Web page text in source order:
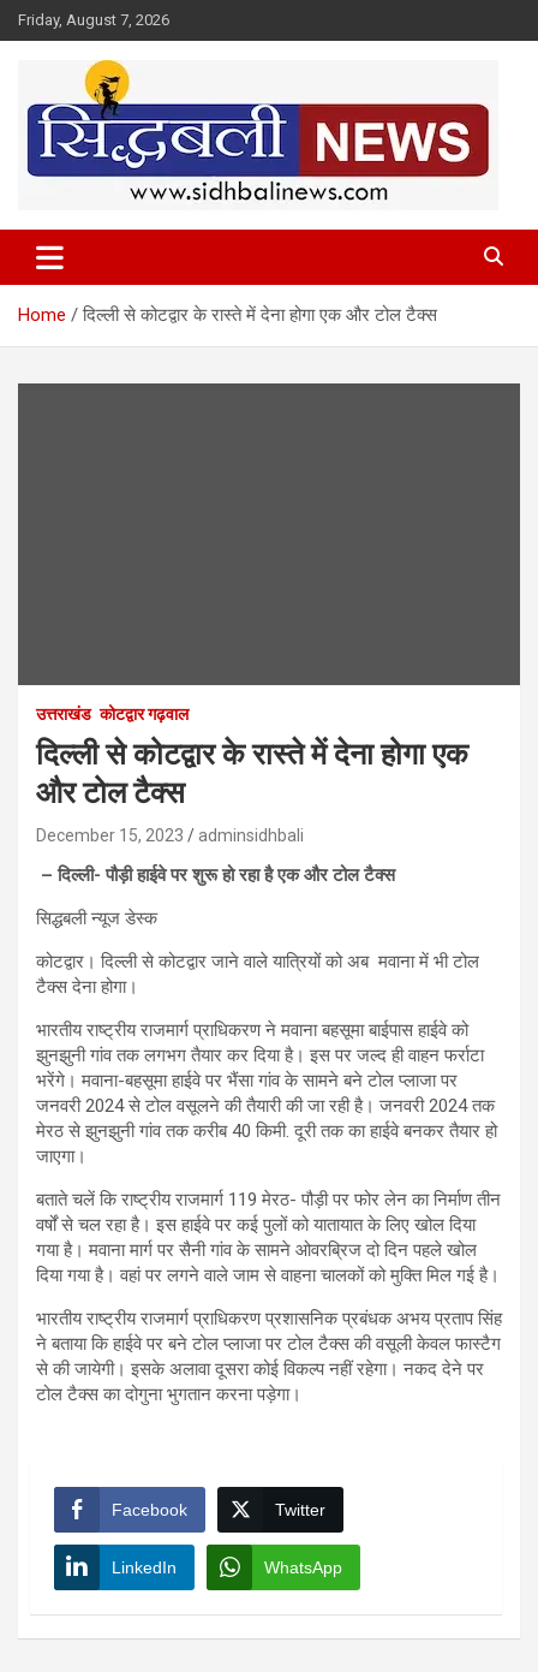
Skip
to
Friday, August 7, 2026
Sidhbali News
Home दिल्ली से कोटद्वार के रास्ते में देना होगा एक और टोल टैक्स
उत्तराखंड कोटद्वार गढ़वाल
दिल्ली से कोटद्वार के रास्ते में देना होगा एक
और टोल टैक्स
December 15, 2023 adminsidhbali
– दिल्ली- पौड़ी हाईवे पर शुरू हो रहा है एक और टोल टैक्स
सिद्धबली न्यूज डेस्क
कोटद्वार। दिल्ली से कोटद्वार जाने वाले यात्रियों को अब मवाना में भी टोल
टैक्स देना होगा।
भारतीय राष्ट्रीय राजमार्ग प्राधिकरण ने मवाना बहसूमा बाईपास हाईवे को
झुनझुनी गांव तक लगभग तैयार कर दिया है। इस पर जल्द ही वाहन फर्राटा
भरेंगे। मवाना-बहसूमा हाईवे पर भैंसा गांव के सामने बने टोल प्लाजा पर
जनवरी 2024 से टोल वसूलने की तैयारी की जा रही है। जनवरी 2024 तक
मेरठ से झुनझुनी गांव तक करीब 40 किमी. दूरी तक का हाईवे बनकर तैयार हो
जाएगा।
बताते चलें कि राष्ट्रीय राजमार्ग 119 मेरठ- पौड़ी पर फोर लेन का निर्माण तीन
वर्षों से चल रहा है। इस हाईवे पर कई पुलों को यातायात के लिए खोल दिया
गया है। मवाना मार्ग पर सैनी गांव के सामने ओवरब्रिज दो दिन पहले खोल
दिया गया है। वहां पर लगने वाले जाम से वाहना चालकों को मुक्ति मिल गई है।
भारतीय राष्ट्रीय राजमार्ग प्राधिकरण प्रशासनिक प्रबंधक अभय प्रताप सिंह
ने बताया कि हाईवे पर बने टोल प्लाजा पर टोल टैक्स की वसूली केवल फास्टैग
से की जायेगी। इसके अलावा दूसरा कोई विकल्प नहीं रहेगा। नकद देने पर
टोल टैक्स का दोगुना भुगतान करना पड़ेगा।
Facebook Twitter
LinkedIn WhatsApp